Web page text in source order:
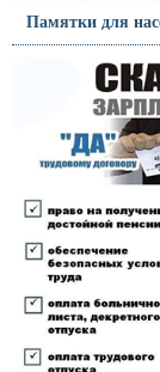
Памятки для